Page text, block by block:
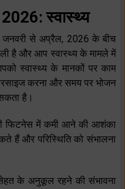
2026: स्वास्थ्य
जनवरी से अप्रैल, 2026 के बीच
है और आप स्‍वास्‍थ्‍य के मामले में
स्‍वास्‍थ्‍य के मानकों पर काम
करना और समय पर भोजन
है।
फिटनेस में कमी आने की आशंका
हैं और परिस्थिति को संभालना
के अनुकूल रहने की संभावना